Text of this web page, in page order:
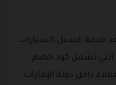
خدمة غسيل السيارات
التي تشمل كود خصم
داخل دولة الإمارات